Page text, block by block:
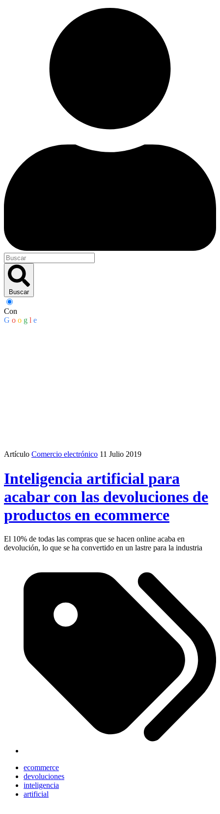
Buscar
Con
G o o g l e
Artículo Comercio electrónico 11 Julio 2019
Inteligencia artificial para
acabar con las devoluciones de
productos en ecommerce
El 10% de todas las compras que se hacen online acaba en
devolución, lo que se ha convertido en un lastre para la industria
ecommerce
devoluciones
inteligencia
artificial